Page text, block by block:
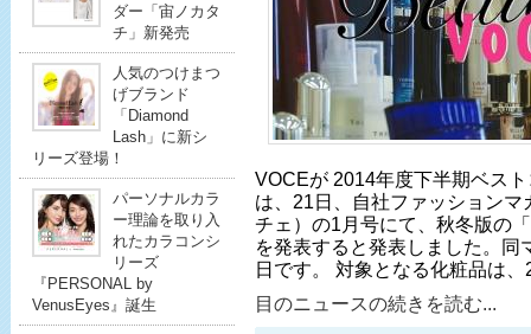
ダー「宙ノカタ
チ」新発売
人気のつけまつ
げブランド
「Diamond
Lash」に新シ
リーズ登場！
パーソナルカラ
ー理論を取り入
れたカラコンシ
リーズ
『PERSONAL by
VenusEyes』誕生
VOCEが 2014年度下半期ベス
は、21日、自社ファッション
チェ）の1月号にて、秋冬版の
を発表すると発表しました。同
日です。 対象となる化粧品は
目のニュースの続きを読む...